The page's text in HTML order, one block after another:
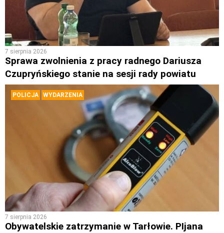
7 sierpnia 2026
Sprawa zwolnienia z pracy radnego Dariusza
Czupryńskiego stanie na sesji rady powiatu
POLICJA WYDARZENIA
7 sierpnia 2026
Obywatelskie zatrzymanie w Tarłowie. PIjana